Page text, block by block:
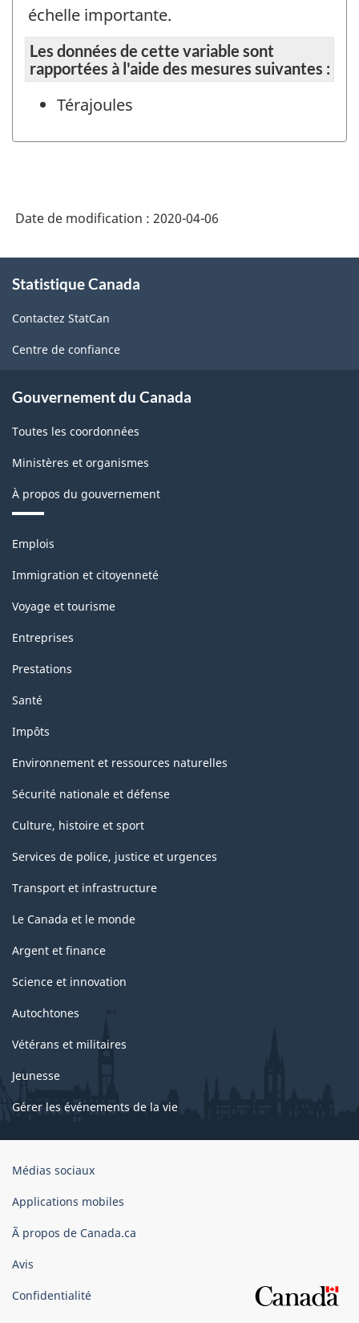
échelle importante.
Les données de cette variable sont
rapportées à l'aide des mesures suivantes :
Térajoules
Date de modification : 2020-04-06
propos
ce
site
Statistique Canada
Contactez StatCan
Centre de confiance
Gouvernement du Canada
Toutes les coordonnées
Ministères et organismes
À propos du gouvernement
Thèmes
sujets
Emplois
Immigration et citoyenneté
Voyage et tourisme
Entreprises
Prestations
Santé
Impôts
Environnement et ressources naturelles
Sécurité nationale et défense
Culture, histoire et sport
Services de police, justice et urgences
Transport et infrastructure
Le Canada et le monde
Argent et finance
Science et innovation
Autochtones
Vétérans et militaires
Jeunesse
Gérer les événements de la vie
Organisation
gouvernement
Canada
Médias sociaux
Applications mobiles
Ã propos de Canada.ca
Avis
Confidentialité